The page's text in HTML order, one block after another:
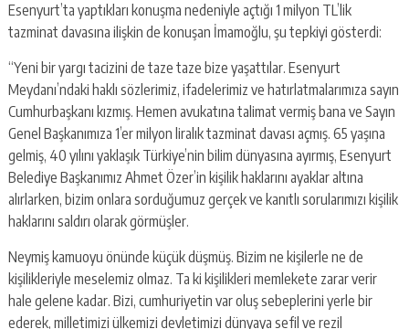
Esenyurt’ta yaptıkları konuşma nedeniyle açtığı 1 milyon TL’lik
tazminat davasına ilişkin de konuşan İmamoğlu, şu tepkiyi gösterdi:
“Yeni bir yargı tacizini de taze taze bize yaşattılar. Esenyurt
Meydanı’ndaki haklı sözlerimiz, ifadelerimiz ve hatırlatmalarımıza sayın
Cumhurbaşkanı kızmış. Hemen avukatına talimat vermiş bana ve Sayın
Genel Başkanımıza 1’er milyon liralık tazminat davası açmış. 65 yaşına
gelmiş, 40 yılını yaklaşık Türkiye’nin bilim dünyasına ayırmış, Esenyurt
Belediye Başkanımız Ahmet Özer’in kişilik haklarını ayaklar altına
alırlarken, bizim onlara sorduğumuz gerçek ve kanıtlı sorularımızı kişilik
haklarını saldırı olarak görmüşler.
Neymiş kamuoyu önünde küçük düşmüş. Bizim ne kişilerle ne de
kişilikleriyle meselemiz olmaz. Ta ki kişilikleri memlekete zarar verir
hale gelene kadar. Bizi, cumhuriyetin var oluş sebeplerini yerle bir
ederek, milletimizi ülkemizi devletimizi dünyaya sefil ve rezil